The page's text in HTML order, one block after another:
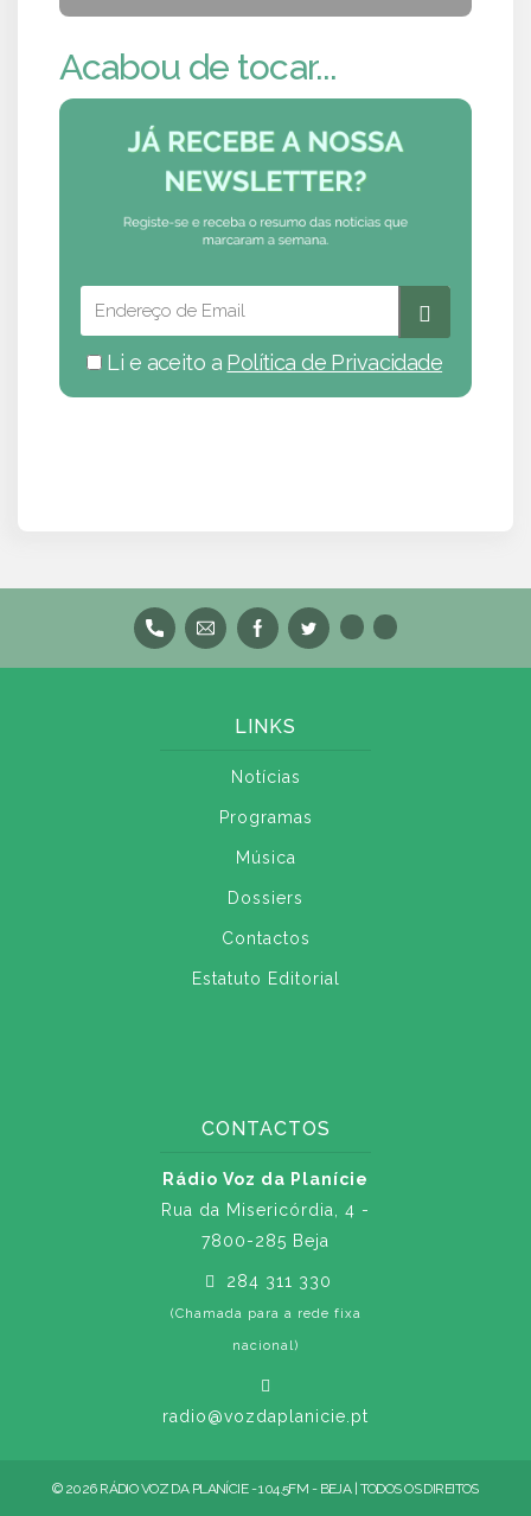
Acabou de tocar...
Li e aceito a Política de Privacidade
LINKS
Notícias
Programas
Música
Dossiers
Contactos
Estatuto Editorial
CONTACTOS
Rádio Voz da Planície
Rua da Misericórdia, 4 -
7800-285 Beja
284 311 330
(Chamada para a rede fixa
nacional)
radio@vozdaplanicie.pt
© 2026 RÁDIO VOZ DA PLANÍCIE - 104.5FM - BEJA | TODOS OS DIREITOS